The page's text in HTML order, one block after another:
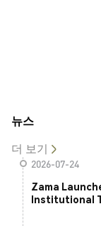
뉴스
더 보기
2026-07-24
Zama
Institutional